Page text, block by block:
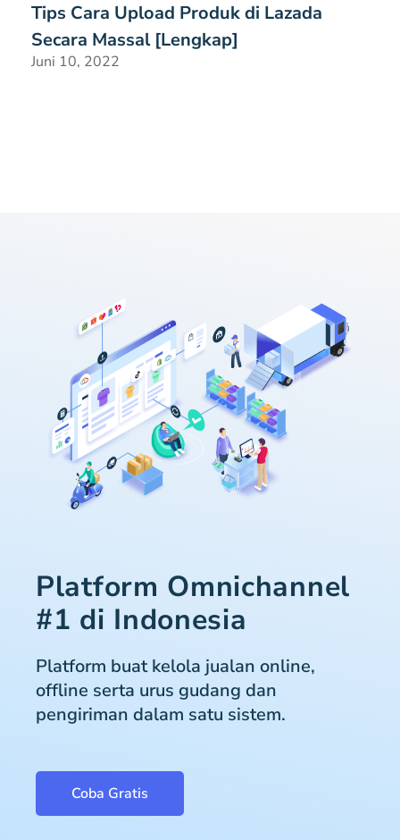
Tips Cara Upload Produk di Lazada
Secara Massal [Lengkap]
Juni 10, 2022
Platform Omnichannel
#1 di Indonesia
Platform buat kelola jualan online,
offline serta urus gudang dan
pengiriman dalam satu sistem.
Coba Gratis